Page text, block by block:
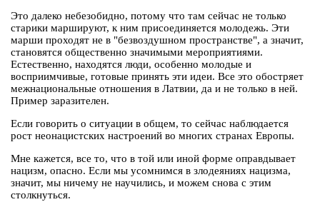
Это далеко небезобидно, потому что там сейчас не только
старики маршируют, к ним присоединяется молодежь. Эти
марши проходят не в "безвоздушном пространстве", а значит,
становятся общественно значимыми мероприятиями.
Естественно, находятся люди, особенно молодые и
восприимчивые, готовые принять эти идеи. Все это обостряет
межнациональные отношения в Латвии, да и не только в ней.
Пример заразителен.
Если говорить о ситуации в общем, то сейчас наблюдается
рост неонацистских настроений во многих странах Европы.
Мне кажется, все то, что в той или иной форме оправдывает
нацизм, опасно. Если мы усомнимся в злодеяниях нацизма,
значит, мы ничему не научились, и можем снова с этим
столкнуться.